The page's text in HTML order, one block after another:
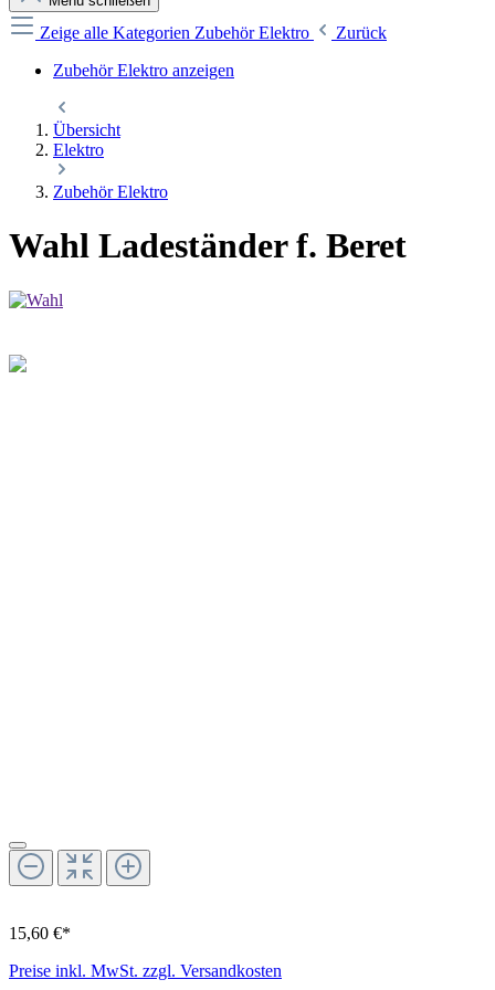
Zeige alle Kategorien Zubehör Elektro
Zurück
Zubehör Elektro anzeigen
Übersicht
Elektro
Zubehör Elektro
Wahl Ladeständer f. Beret
15,60 €*
Preise inkl. MwSt. zzgl. Versandkosten